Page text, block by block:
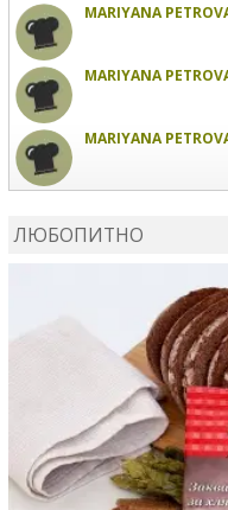
MARIYANA
MARIYANA
MARIYANA
ЛЮБОПИТНО